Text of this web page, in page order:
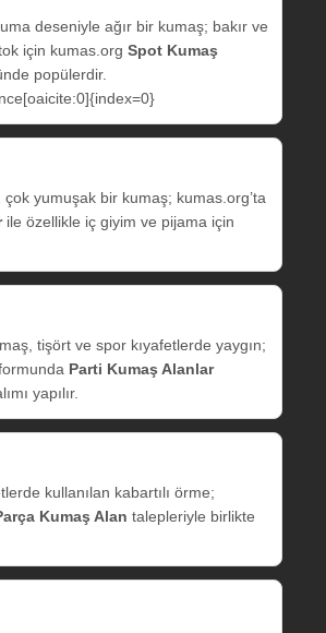
deseniyle ağır bir kumaş; bakır ve
için kumas.org Spot Kumaş
popülerdir.
yumuşak bir kumaş; kumas.org’ta
ile özellikle iç giyim ve pijama için
tişört ve spor kıyafetlerde yaygın;
Parti Kumaş Alanlar
yapılır.
kullanılan kabartılı örme;
Kumaş Alan talepleriyle birlikte